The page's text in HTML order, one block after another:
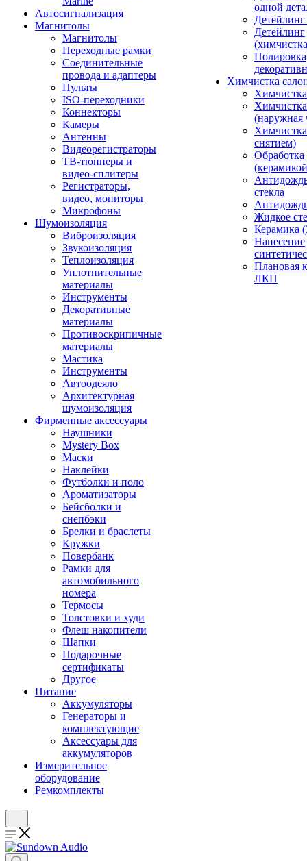
Автосигнализация
Магнитолы
Магнитолы
Переходные рамки
Соединительные
провода и адаптеры
Пульты
ISO-переходники
Коннекторы
Камеры
Антенны
Видеорегистраторы
ТВ-тюннеры и
видео-сплитеры
Регистраторы,
видео, мониторы
Микрофоны
Шумоизоляция
Виброизоляция
Звукоизоляция
Теплоизоляция
Уплотнительные
материалы
Инструменты
Декоративные
материалы
Противоскрипичные
материалы
Мастика
Инструменты
Автоодеяло
Архитектурная
шумоизоляция
Фирменные аксессуары
Наушники
Mystery Box
Маски
Наклейки
Футболки и поло
Ароматизаторы
Бейсболки и
снепбэки
Брелки и браслеты
Кружки
Повербанк
Рамки для
автомобильного
номера
Термосы
Толстовки и худи
Флеш накопители
Шапки
Подарочные
сертификаты
Другое
Питание
Аккумуляторы
Генераторы и
комплектующие
Аксессуары для
аккумуляторов
Измерительное
оборудование
Ремкомплекты
одной
Детейлинг
Полировка
Химчистка
(наружная
снятием)
Обработка
стекла
Жидкое
Керамика
Нанесение
Плановая
ЛКП